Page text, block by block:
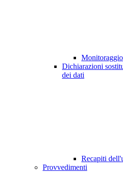
Dichiarazioni
dei dati
Recapiti
Provvedimenti